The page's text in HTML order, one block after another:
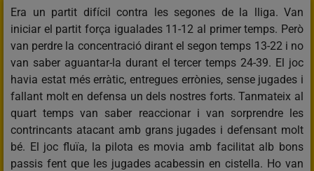
Era un partit difícil contra les segones de la lliga. Van
iniciar el partit força igualades 11-12 al primer temps. Però
van perdre la concentració dirant el segon temps 13-22 i no
van saber aguantar-la durant el tercer temps 24-39. El joc
havia estat més erràtic, entregues errònies, sense jugades i
fallant molt en defensa un dels nostres forts. Tanmateix al
quart temps van saber reaccionar i van sorprendre les
contrincants atacant amb grans jugades i defensant molt
bé. El joc fluïa, la pilota es movia amb facilitat alb bons
passis fent que les jugades acabessin en cistella. Ho van